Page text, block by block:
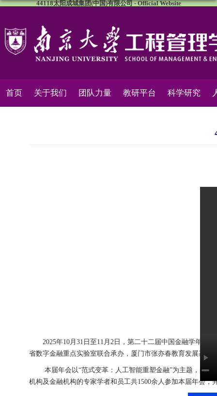
44118太阳成城集团(中国)有限公司 - Official Website
首页 关于我们 团队力量 教研平台 科学研究
2025年10月31日至11月2日，第二十二届中国金融学年会
省数字金融重点实验室联合承办，厦门市张亦春教育发展基金
本届年会以“范式变革：人工智能重塑金融”为主题，聚
机构及金融机构的专家学者和员工共1500余人参加本届年会